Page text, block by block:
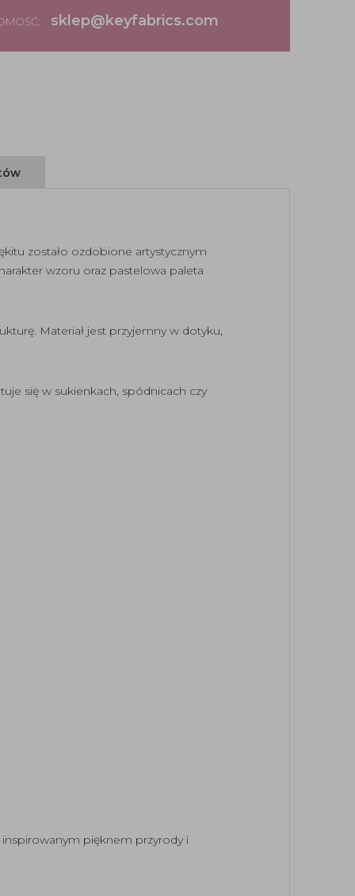
sklep@keyfabrics.com
zostało ozdobione artystycznym
wzoru oraz pastelowa paleta
Materiał jest przyjemny w dotyku,
się w sukienkach, spódnicach czy
inspirowanym pięknem przyrody i